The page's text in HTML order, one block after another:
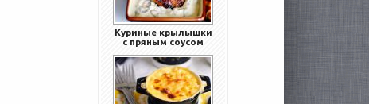
Куриные крылышки
с пряным соусом